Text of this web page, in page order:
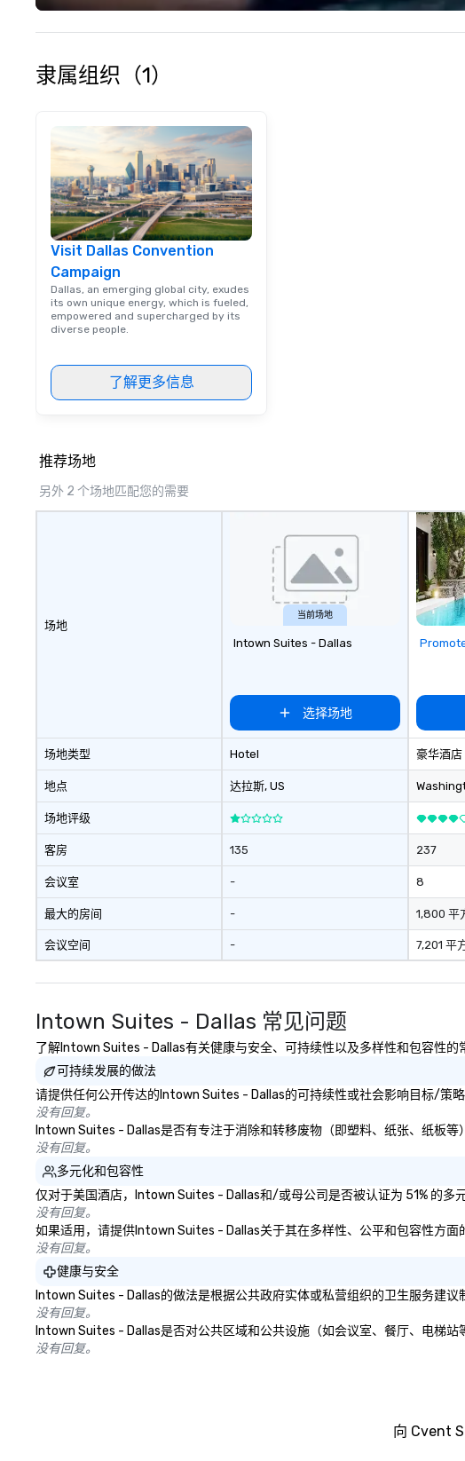
your philanthropic values
action. Short on time?
隶属组织（1）
Visit Dallas Convention
Campaign
Dallas, an emerging global city, exudes
its own unique energy, which is fueled,
empowered and supercharged by its
diverse people.
了解更多信息
推荐场地
另外 2 个场地匹配您的需要
场地
场地类型
地点
场地评级
客房
会议室
最大的房间
会议空间
当前场地
Intown Suites - Dallas
选择场地
Hotel
达拉斯, US
135
-
-
-
豪华酒店
237
8
1,800 平
7,201 平
Intown Suites - Dallas 常见问题
了解Intown Suites - Dallas有关健康与安全、可持续性以及多样性和包容性的
可持续发展的做法
请提供任何公开传达的Intown Suites - Dallas的可持续性或社会影响目标/策略
没有回复。
Intown Suites - Dallas是否有专注于消除和转移废物（即塑料、纸张、纸板等
没有回复。
多元化和包容性
仅对于美国酒店，Intown Suites - Dallas和/或母公司是否被认证为 51% 的多
没有回复。
如果适用，请提供Intown Suites - Dallas关于其在多样性、公平和包容性方面
没有回复。
健康与安全
Intown Suites - Dallas的做法是根据公共政府实体或私营组织的卫生服务建
没有回复。
Intown Suites - Dallas是否对公共区域和公共设施（如会议室、餐厅、电梯站
没有回复。
向 Cvent